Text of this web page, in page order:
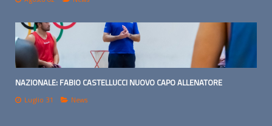
NAZIONALE: FABIO CASTELLUCCI NUOVO CAPO ALLENATORE
Luglio 31 News